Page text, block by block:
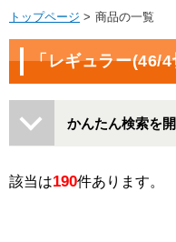
トップページ 商品の一覧
「レギュラー(46/
かんたん検索を開
該当は190件あります。